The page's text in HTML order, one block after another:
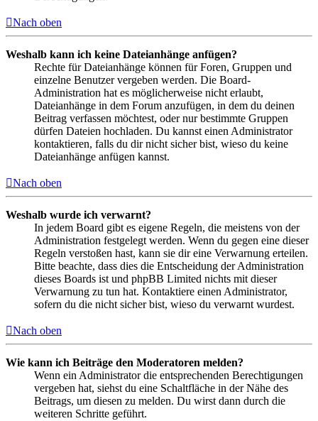
Nach oben
Weshalb kann ich keine Dateianhänge anfügen?
Rechte für Dateianhänge können für Foren, Gruppen und
einzelne Benutzer vergeben werden. Die Board-
Administration hat es möglicherweise nicht erlaubt,
Dateianhänge in dem Forum anzufügen, in dem du deinen
Beitrag verfassen möchtest, oder nur bestimmte Gruppen
dürfen Dateien hochladen. Du kannst einen Administrator
kontaktieren, falls du dir nicht sicher bist, wieso du keine
Dateianhänge anfügen kannst.
Nach oben
Weshalb wurde ich verwarnt?
In jedem Board gibt es eigene Regeln, die meistens von der
Administration festgelegt werden. Wenn du gegen eine dieser
Regeln verstoßen hast, kann sie dir eine Verwarnung erteilen.
Bitte beachte, dass dies die Entscheidung der Administration
dieses Boards ist und phpBB Limited nichts mit dieser
Verwarnung zu tun hat. Kontaktiere einen Administrator,
sofern du die nicht sicher bist, wieso du verwarnt wurdest.
Nach oben
Wie kann ich Beiträge den Moderatoren melden?
Wenn ein Administrator die entsprechenden Berechtigungen
vergeben hat, siehst du eine Schaltfläche in der Nähe des
Beitrags, um diesen zu melden. Du wirst dann durch die
weiteren Schritte geführt.